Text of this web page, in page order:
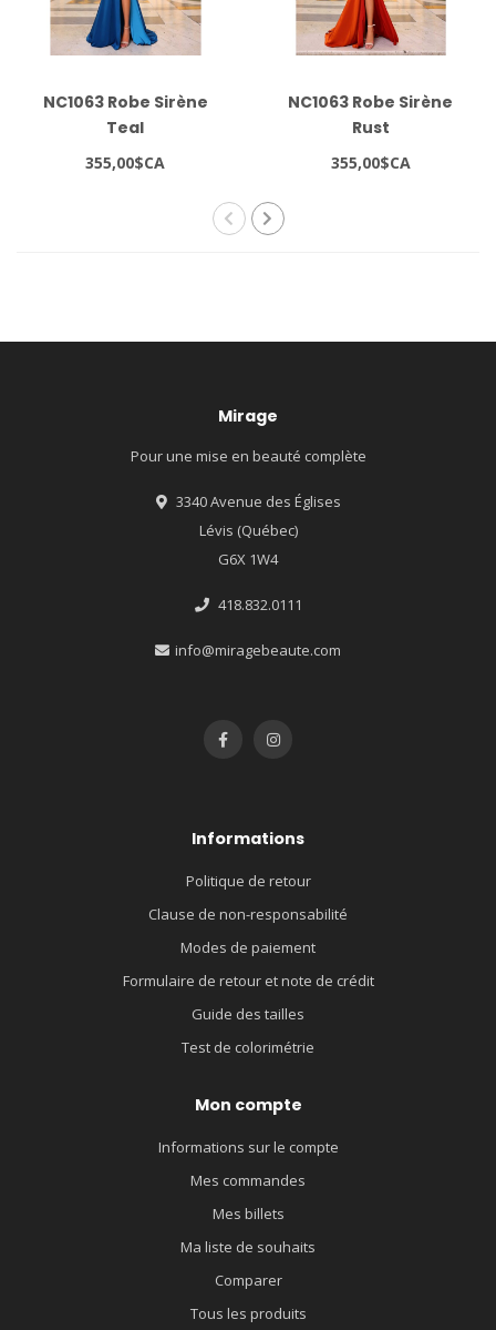
NC1063 Robe Sirène
Teal
355,00$CA
NC1063 Robe Sirène
Rust
355,00$CA
Mirage
Pour une mise en beauté complète
3340 Avenue des Églises
Lévis (Québec)
G6X 1W4
418.832.0111
info@miragebeaute.com
Informations
Politique de retour
Clause de non-responsabilité
Modes de paiement
Formulaire de retour et note de crédit
Guide des tailles
Test de colorimétrie
Mon compte
Informations sur le compte
Mes commandes
Mes billets
Ma liste de souhaits
Comparer
Tous les produits